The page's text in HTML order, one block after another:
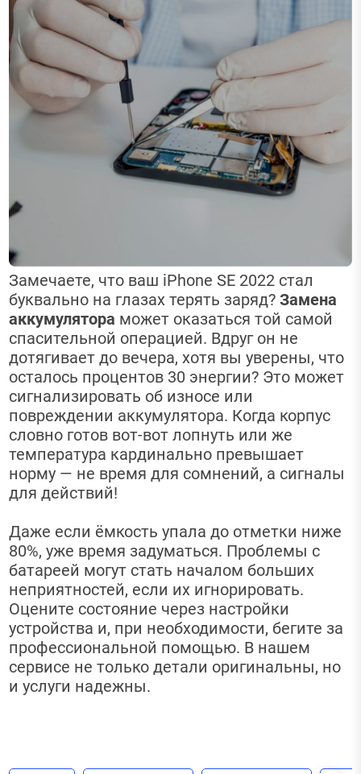
Замечаете, что ваш iPhone SE 2022 стал
буквально на глазах терять заряд?Замена
аккумулятора может оказаться той самой
спасительной операцией. Вдруг он не
дотягивает до вечера, хотя вы уверены, что
осталось процентов 30 энергии? Это может
сигнализировать об износе или
повреждении аккумулятора. Когда корпус
словно готов вот-вот лопнуть или же
температура кардинально превышает
норму — не время для сомнений, а сигналы
для действий!
Даже если ёмкость упала до отметки ниже
80%, уже время задуматься. Проблемы с
батареей могут стать началом больших
неприятностей, если их игнорировать.
Оцените состояние через настройки
устройства и, при необходимости, бегите за
профессиональной помощью. В нашем
сервисе не только детали оригинальны, но
и услуги надежны.